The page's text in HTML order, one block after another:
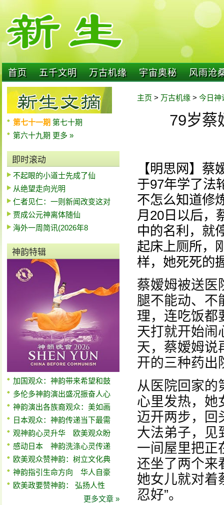
首页 五千文明 万古机缘 宇宙奥秘 风雨沧
第七十一期 第七十期
第六十九期 更多 »
即时滚动
不起眼的小道士先成了仙
从绝望走向光明
仁者见仁：一则新闻改变这对
贾成公元神离体随仙
海外一周简讯(2026年8
神韵特辑
加国观众：神韵带来希望和鼓
多伦多神韵演出盛况振奋人心
神韵演出各族裔观众：美如画
日本观众：神韵传递当下最需
观神韵心灵升华 欧美观众盼
感动日本 神韵洗涤心灵传递
欧美观众赞神韵：树立文化典
神韵指引生命方向 华人自豪
欧美政要赞神韵： 弘扬人性
更多文章 »
主页 > 万古机缘 > 今日神
79岁蔡
【明思网】
于97年学了法
不怎么知道修
月20日以后，
中的名利，就
起床上厕所，
样，她死死的
蔡嫒姆被送医
腿不能动、不
理，连吃饭都
天打就开始闹
天，蔡嫒姆说
开的三种药出
从医院回家的
心里发热，她
迈开两步，回
大法弟子，见
一间屋里把正
还坐了两个来
她女儿就对着
忍好”。